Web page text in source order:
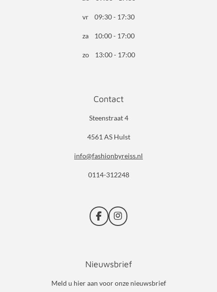
vr 09:30 - 17:30
za 10:00 - 17:00
zo 13:00 - 17:00
Contact
Steenstraat 4
4561 AS Hulst
info@fashionbyreiss.nl
0114-312248
F
a
o
k
I
n
g
a
Nieuwsbrief
Meld u hier aan voor onze nieuwsbrief